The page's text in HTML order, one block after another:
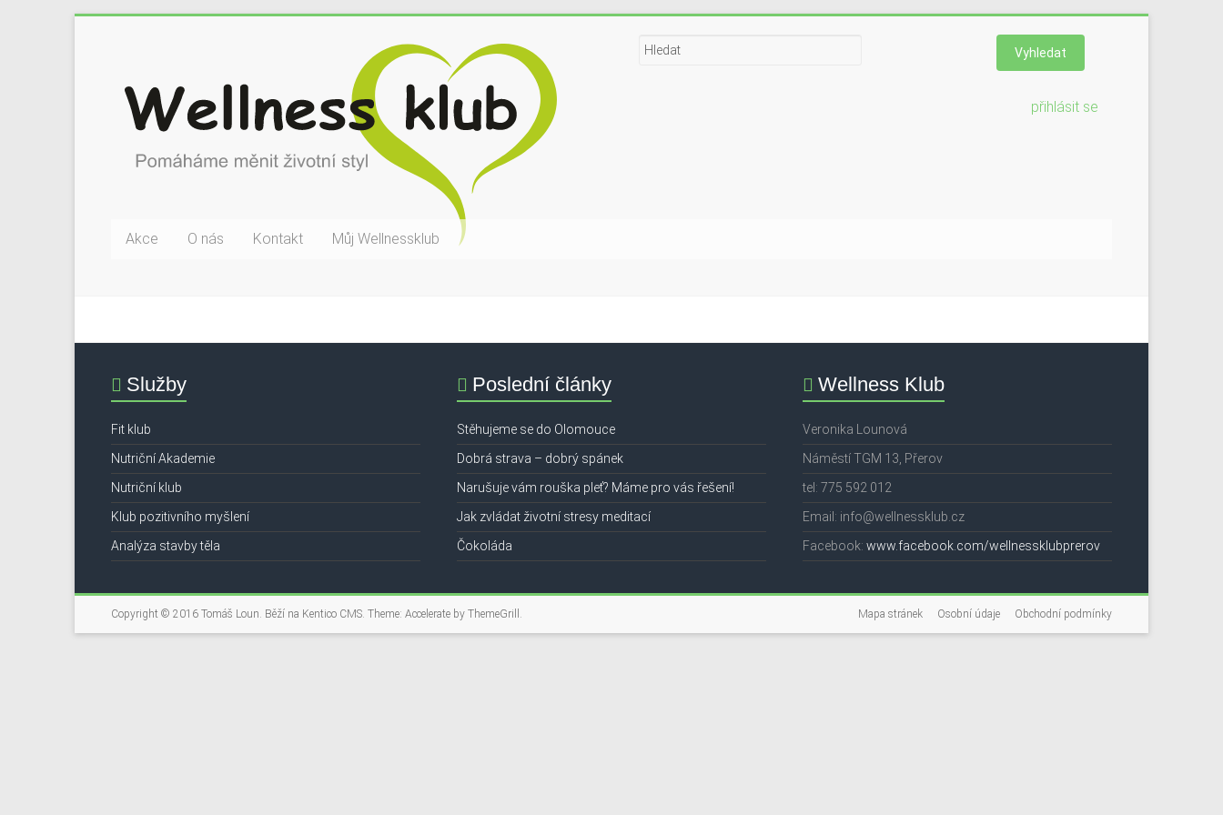
přihlásit se
Akce O nás Kontakt Můj Wellnessklub
Služby
Fit klub
Nutriční Akademie
Nutriční klub
Klub pozitivního myšlení
Analýza stavby těla
Poslední články
Stěhujeme se do Olomouce
Dobrá strava – dobrý spánek
Narušuje vám rouška pleť? Máme pro vás řešení!
Jak zvládat životní stresy meditací
Čokoláda
Wellness Klub
Veronika Lounová
Náměstí TGM 13, Přerov
tel: 775 592 012
Email: info@wellnessklub.cz
Facebook:www.facebook.com/wellnessklubprerov
Copyright © 2016 Tomáš Loun. Běží na Kentico CMS. Theme: Accelerate by ThemeGrill . Mapa stránek Osobní údaje Obchodní podmínky